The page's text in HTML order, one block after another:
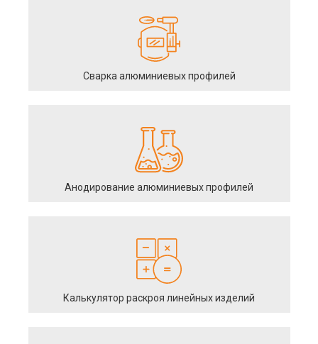
Сварка алюминиевых профилей
Анодирование алюминиевых профилей
Калькулятор раскроя линейных изделий